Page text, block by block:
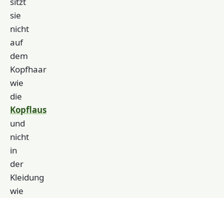
sie
nicht
auf
dem
Kopfhaar
wie
die
Kopflaus
und
nicht
in
der
Kleidung
wie